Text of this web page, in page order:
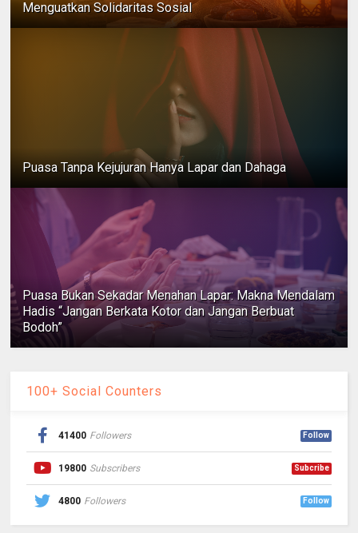
Menguatkan Solidaritas Sosial
Puasa Tanpa Kejujuran Hanya Lapar dan Dahaga
Puasa Bukan Sekadar Menahan Lapar: Makna Mendalam
Hadis “Jangan Berkata Kotor dan Jangan Berbuat
Bodoh”
100+ Social Counters
41400 Followers Follow
19800 Subscribers Subcribe
4800 Followers Follow